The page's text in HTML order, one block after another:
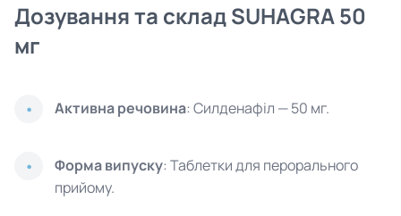
Дозування та склад SUHAGRA 50
мг
Активна речовина: Силденафіл — 50 мг.
Форма випуску: Таблетки для перорального
прийому.